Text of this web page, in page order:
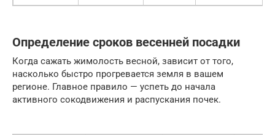
Определение сроков весенней посадки
Когда сажать жимолость весной, зависит от того,
насколько быстро прогревается земля в вашем
регионе. Главное правило — успеть до начала
активного сокодвижения и распускания почек.